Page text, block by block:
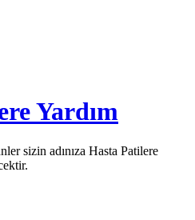
Yardım
sizin adınıza Hasta Patilere